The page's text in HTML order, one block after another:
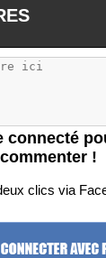
connecté
commenter !
clics via